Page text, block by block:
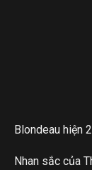
Blondeau hiện
Nhan sắc của